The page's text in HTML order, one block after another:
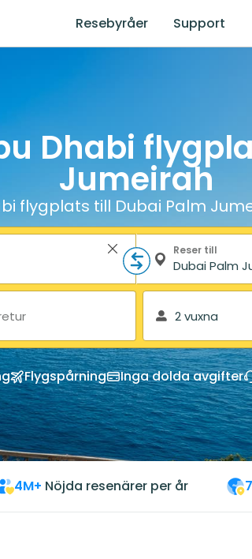
Resebyråer Support
Dhabi
Jumeirah
flygplats till Dubai Palm
Reser till
2 vuxna
Flygspårning Inga dolda avgifter
4M+ Nöjda resenärer per år